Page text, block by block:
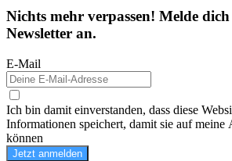
Nichts mehr verpassen! Melde
Newsletter an.
E-Mail
Ich bin damit einverstanden, dass diese
Informationen speichert, damit sie auf meine
können
Jetzt anmelden